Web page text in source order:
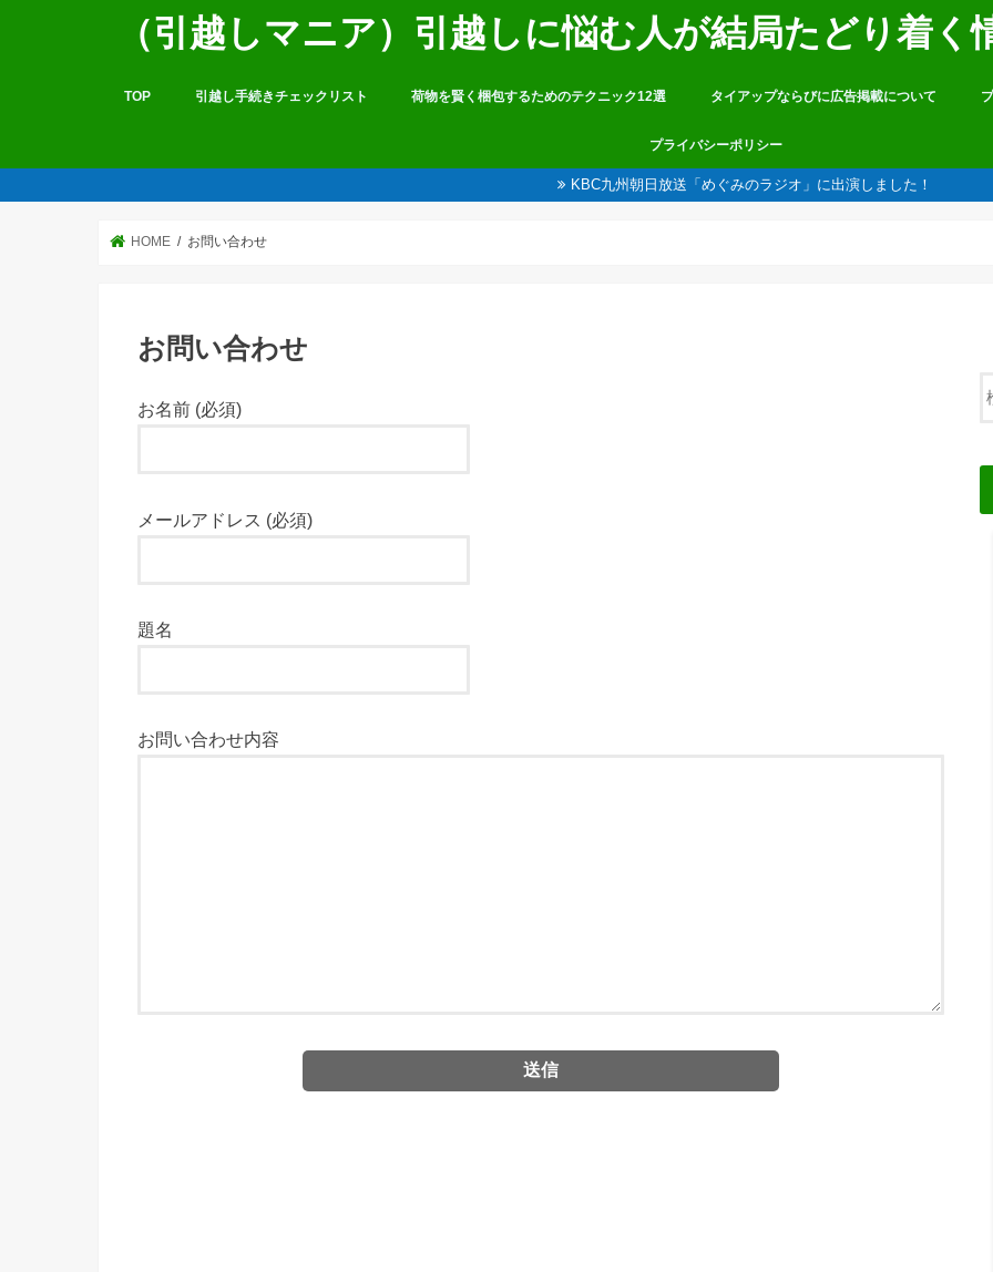
（引越しマニア）引越しに悩む人が結局たどり着く
TOP 引越し手続きチェックリスト 荷物を賢く梱包するためのテクニック12選 タイアップならびに広告掲載について
プライバシーポリシー
KBC九州朝日放送「めぐみのラジオ」に出演しました！
HOME お問い合わせ
お問い合わせ
お名前 (必須)
メールアドレス (必須)
題名
お問い合わせ内容